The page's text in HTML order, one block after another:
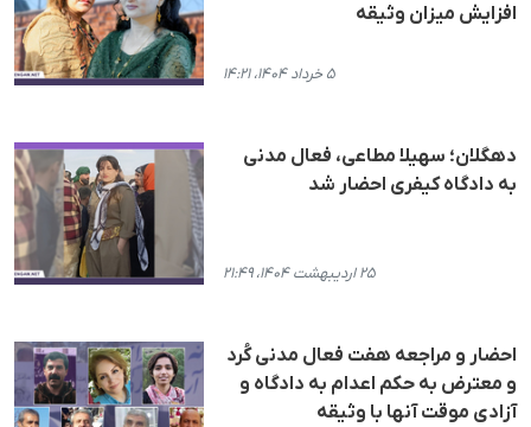
افزایش میزان وثیقه
۵ خرداد ۱۴۰۴، ۱۴:۲۱
دهگلان؛ سهیلا مطاعی، فعال مدنی
به دادگاه کیفری احضار شد
۲۵ اردیبهشت ۱۴۰۴، ۲۱:۴۹
احضار و مراجعه هفت فعال مدنی کُرد
و معترض به حکم اعدام به دادگاه و
آزادی موقت آنها با وثیقه